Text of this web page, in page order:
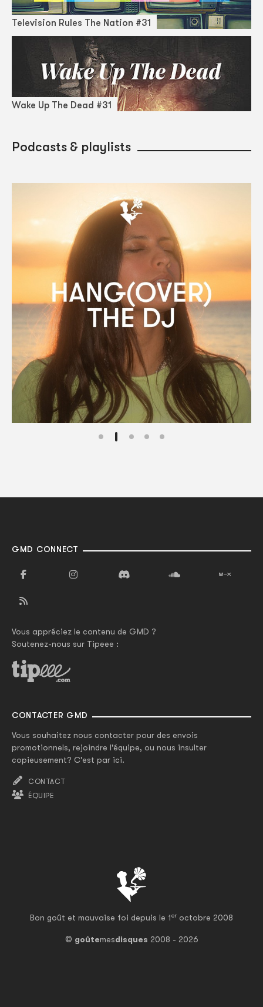
Television Rules The Nation #31
Wake Up The Dead #31
Podcasts & playlists
Bon goût et mauvaise foi depuis le 1er octobre 2008
© goûtemesdisques 2008 - 2026
GMD CONNECT
Vous appréciez le contenu de GMD ?
Soutenez-nous sur Tipeee :
CONTACTER GMD
Vous souhaitez nous contacter pour des envois
promotionnels, rejoindre l'équipe, ou nous insulter
copieusement? C'est par ici.
CONTACT
ÉQUIPE